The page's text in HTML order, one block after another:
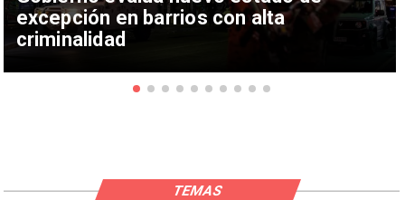
excepción en barrios con alta
criminalidad
TEMAS